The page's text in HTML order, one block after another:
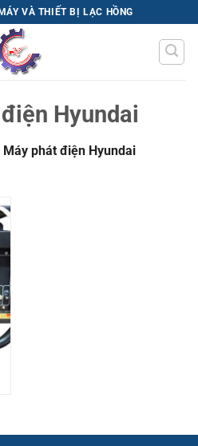
VÀ THIẾT BỊ LẠC HỒNG
Hyundai
Máy phát điện Hyundai